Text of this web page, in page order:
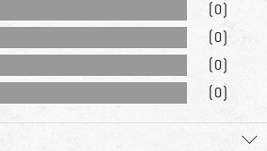
(0)
(0)
(0)
(0)